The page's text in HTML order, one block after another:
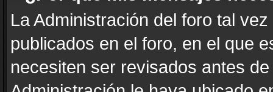
La Administración del foro tal
publicados en el foro, en el que
necesiten ser revisados antes